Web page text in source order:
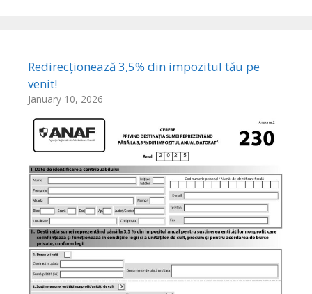
Redirecționează 3,5% din impozitul tău pe
venit!
January 10, 2026